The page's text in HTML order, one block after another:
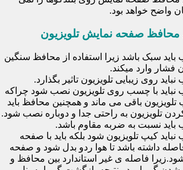
واضح خواهد بود.
محافظ صفحه نمایش تلویزیون
سبک باشد زیرا استفاده از محافظ سنگین
فشار وارد میکند.
روی زیبایی تلویزیون تاثیر بگذارد.
با چسب روی تلویزیون نصب شود چراکه
باقی می ماند و همچنین محافظ باید
تلویزیون به راحتی جدا و دوباره نصب شود.
نسبت به ضربه مقاوم باشد.
کیپ تلویزیون شود بلکه باید با صفحه
داشته باشد تا هوا ردو بدل شود و صفحه
فاصله ی غیر استاندارد بین محافظ و